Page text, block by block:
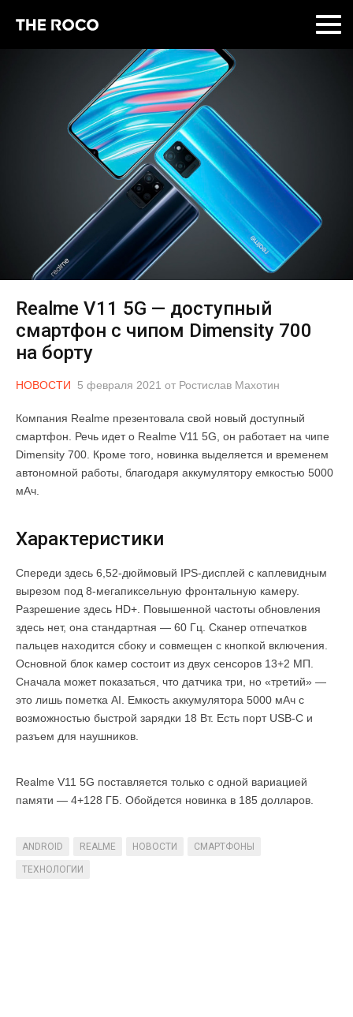
Realme V11 5G — доступный
смартфон с чипом Dimensity 700
на борту
НОВОСТИ 5 февраля 2021 от Ростислав Махотин
Компания Realme презентовала свой новый доступный
смартфон. Речь идет о Realme V11 5G, он работает на чипе
Dimensity 700. Кроме того, новинка выделяется и временем
автономной работы, благодаря аккумулятору емкостью 5000
мАч.
Характеристики
Спереди здесь 6,52-дюймовый IPS-дисплей с каплевидным
вырезом под 8-мегапиксельную фронтальную камеру.
Разрешение здесь HD+. Повышенной частоты обновления
здесь нет, она стандартная — 60 Гц. Сканер отпечатков
пальцев находится сбоку и совмещен с кнопкой включения.
Основной блок камер состоит из двух сенсоров 13+2 МП.
Сначала может показаться, что датчика три, но «третий» —
это лишь пометка AI. Емкость аккумулятора 5000 мАч с
возможностью быстрой зарядки 18 Вт. Есть порт USB-C и
разъем для наушников.
Realme V11 5G поставляется только с одной вариацией
памяти — 4+128 ГБ. Обойдется новинка в 185 долларов.
ANDROID REALME НОВОСТИ СМАРТФОНЫ
ТЕХНОЛОГИИ